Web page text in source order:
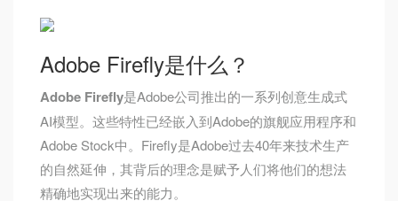
Adobe Firefly是什么？
Adobe Firefly是Adobe公司推出的一系列创意生成式
AI模型。这些特性已经嵌入到Adobe的旗舰应用程序和
Adobe Stock中。Firefly是Adobe过去40年来技术生产
的自然延伸，其背后的理念是赋予人们将他们的想法
精确地实现出来的能力。